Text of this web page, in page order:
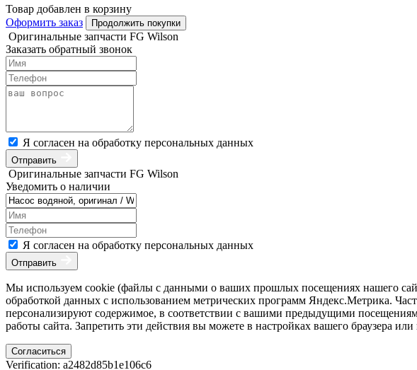
Товар добавлен в корзину
Оформить заказ
Продолжить покупки
Оригинальные запчасти FG Wilson
Заказать обратный звонок
Я согласен на обработку персональных данных
Отправить
Оригинальные запчасти FG Wilson
Уведомить о наличии
Я согласен на обработку персональных данных
Отправить
Мы используем cookie (файлы с данными о ваших прошлых посещениях нашего
обработкой данных с использованием метрических программ Яндекс.Метрика.
персонализируют содержимое, в соответствии с вашими предыдущими
работы сайта. Запретить эти действия вы можете в настройках вашего браузера
Согласиться
Verification: a2482d85b1e106c6